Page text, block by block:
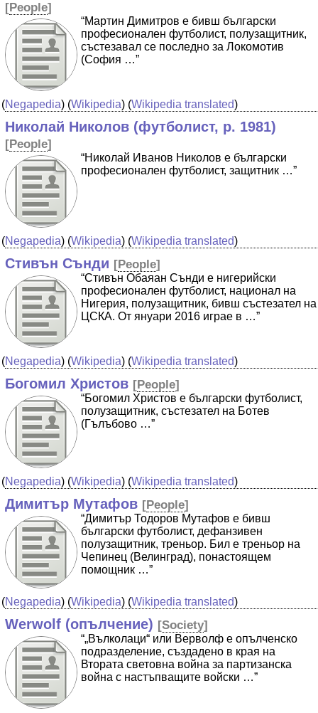
[People]
“Мартин Димитров е бивш български
професионален футболист, полузащитник,
състезавал се последно за Локомотив
(София …”
(Negapedia) (Wikipedia) (Wikipedia translated)
Николай Николов (футболист, р. 1981)
[People]
“Николай Иванов Николов е български
професионален футболист, защитник …”
(Negapedia) (Wikipedia) (Wikipedia translated)
Стивън Сънди [People]
“Стивън Обаяан Сънди е нигерийски
професионален футболист, национал на
Нигерия, полузащитник, бивш състезател на
ЦСКА. От януари 2016 играе в …”
(Negapedia) (Wikipedia) (Wikipedia translated)
Богомил Христов [People]
“Богомил Христов е български футболист,
полузащитник, състезател на Ботев
(Гълъбово …”
(Negapedia) (Wikipedia) (Wikipedia translated)
Димитър Мутафов [People]
“Димитър Тодоров Мутафов е бивш
български футболист, дефанзивен
полузащитник, треньор. Бил е треньор на
Чепинец (Велинград), понастоящем
помощник …”
(Negapedia) (Wikipedia) (Wikipedia translated)
Werwolf (опълчение) [Society]
“„Вълколаци“ или Верволф е опълченско
подразделение, създадено в края на
Втората световна война за партизанска
война с настъпващите войски …”